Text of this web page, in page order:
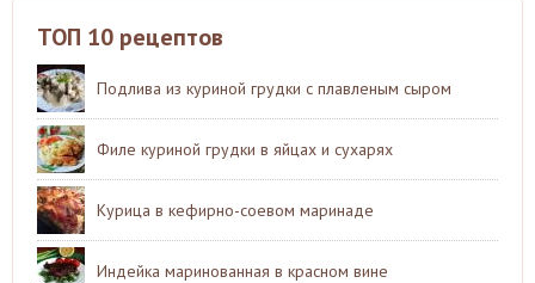
ТОП 10 рецептов
Подлива из куриной грудки с плавленым сыром
Филе куриной грудки в яйцах и сухарях
Курица в кефирно-соевом маринаде
Индейка маринованная в красном вине